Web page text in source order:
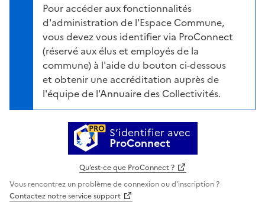
Pour accéder aux fonctionnalités
d'administration de l'Espace Commune,
vous devez vous identifier via ProConnect
(réservé aux élus et employés de la
commune) à l'aide du bouton ci-dessous
et obtenir une accréditation auprès de
l'équipe de l'Annuaire des Collectivités.
S’identifier avec
ProConnect
Qu’est-ce que ProConnect ?
Vous rencontrez un problème de connexion ou d'inscription ?
Contactez notre service support